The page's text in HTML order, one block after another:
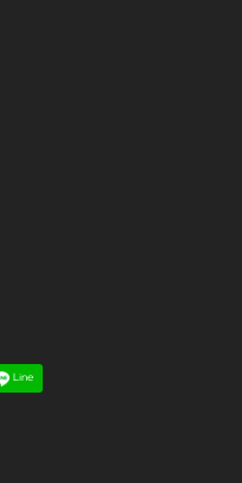
Line